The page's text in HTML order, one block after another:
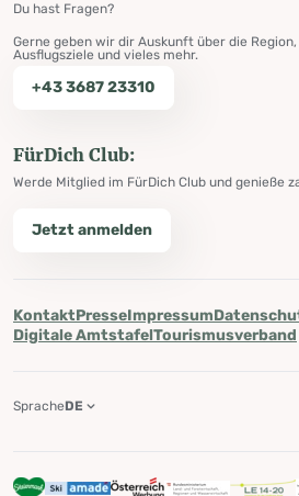
Du hast Fragen?
Gerne geben wir dir Auskunft über die
Ausflugsziele und vieles mehr.
+43 3687 23310
FürDich Club:
Werde Mitglied im FürDich Club und genieße
Jetzt anmelden
KontaktPresseImpressum
Digitale AmtstafelTourismusverband
SpracheDE